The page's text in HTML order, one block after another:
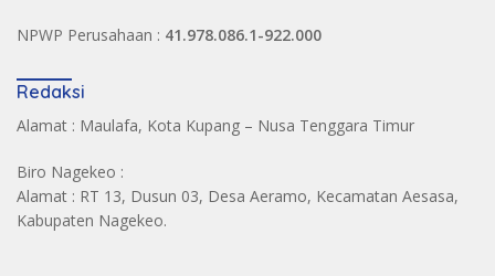
NPWP Perusahaan : 41.978.086.1-922.000
Redaksi
Alamat : Maulafa, Kota Kupang – Nusa Tenggara Timur
Biro Nagekeo :
Alamat : RT 13, Dusun 03, Desa Aeramo, Kecamatan Aesasa,
Kabupaten Nagekeo.